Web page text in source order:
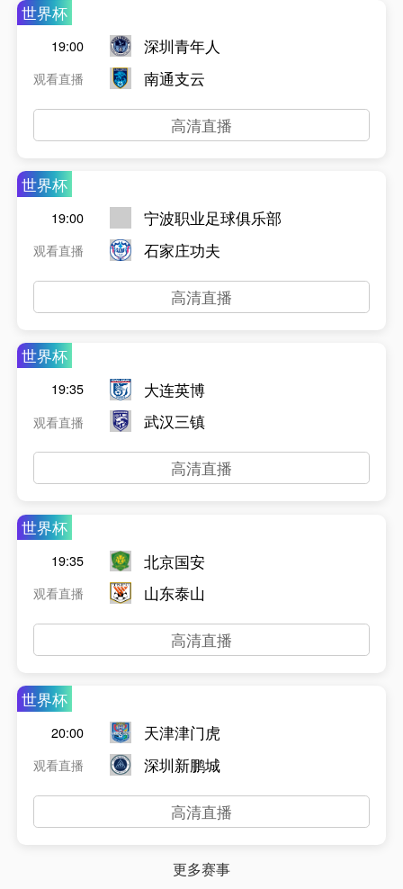
世界杯
19:00
观看直播
深圳青年人
南通支云
高清直播
世界杯
19:00
观看直播
宁波职业足球俱乐部
石家庄功夫
高清直播
世界杯
19:35
观看直播
大连英博
武汉三镇
高清直播
世界杯
19:35
观看直播
北京国安
山东泰山
高清直播
世界杯
20:00
观看直播
天津津门虎
深圳新鹏城
高清直播
更多赛事